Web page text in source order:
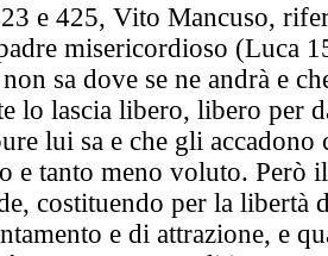
e 425, Vito Mancuso,
misericordioso (Luca
sa dove se ne andrà e
lo lascia libero, libero per
lui sa e che gli accadono
e tanto meno voluto. Però
costituendo per la
e di attrazione, e